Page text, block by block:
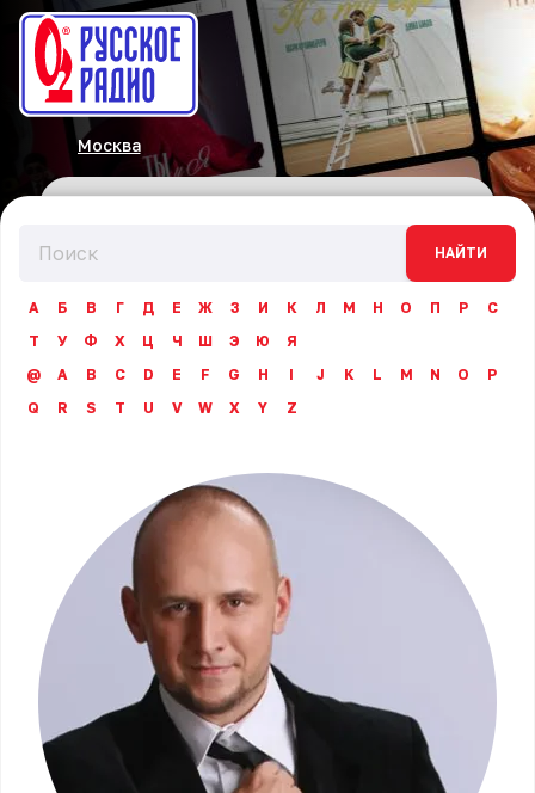
Москва
НАЙТИ
А Б В Г Д Е Ж З И К Л М Н О П Р
С
Т
У Ф Х Ц Ч Ш Э Ю
Я
@
A B C D E F G H I J K L M N O
P
Q
R S T U V W X Y Z